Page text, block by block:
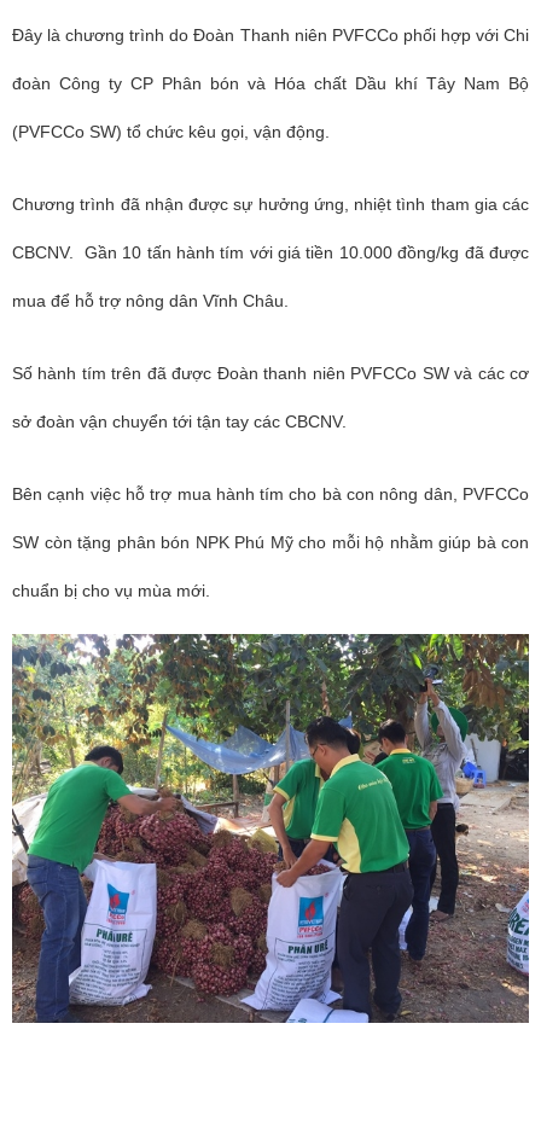
Đây là chương trình do Đoàn Thanh niên PVFCCo phối hợp với Chi
đoàn Công ty CP Phân bón và Hóa chất Dầu khí Tây Nam Bộ
(PVFCCo SW) tổ chức kêu gọi, vận động.
Chương trình đã nhận được sự hưởng ứng, nhiệt tình tham gia các
CBCNV. Gần 10 tấn hành tím với giá tiền 10.000 đồng/kg đã được
mua để hỗ trợ nông dân Vĩnh Châu.
Số hành tím trên đã được Đoàn thanh niên PVFCCo SW và các cơ
sở đoàn vận chuyển tới tận tay các CBCNV.
Bên cạnh việc hỗ trợ mua hành tím cho bà con nông dân, PVFCCo
SW còn tặng phân bón NPK Phú Mỹ cho mỗi hộ nhằm giúp bà con
chuẩn bị cho vụ mùa mới.